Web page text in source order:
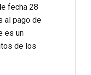
fecha 28
al pago de
es un
de los